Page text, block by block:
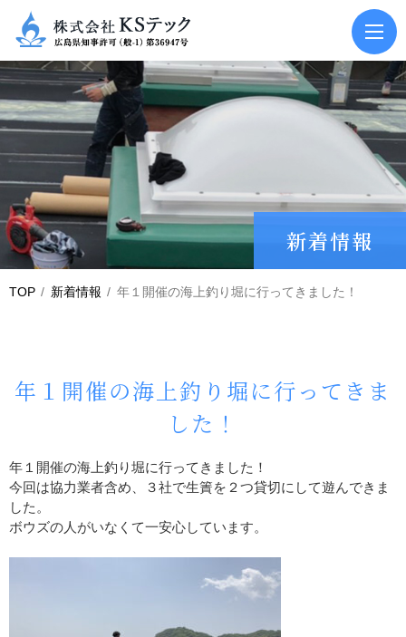
新着情報
TOP 新着情報 年１開催の海上釣り堀に行ってきました！
年１開催の海上釣り堀に行ってきま
した！
年１開催の海上釣り堀に行ってきました！
今回は協力業者含め、３社で生簀を２つ貸切にして遊んできま
した。
ボウズの人がいなくて一安心しています。